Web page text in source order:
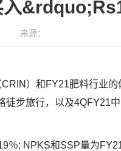
来源：
）和FY21肥料行业
步旅行，以及4QFY21
％; NPKS和SSP量为